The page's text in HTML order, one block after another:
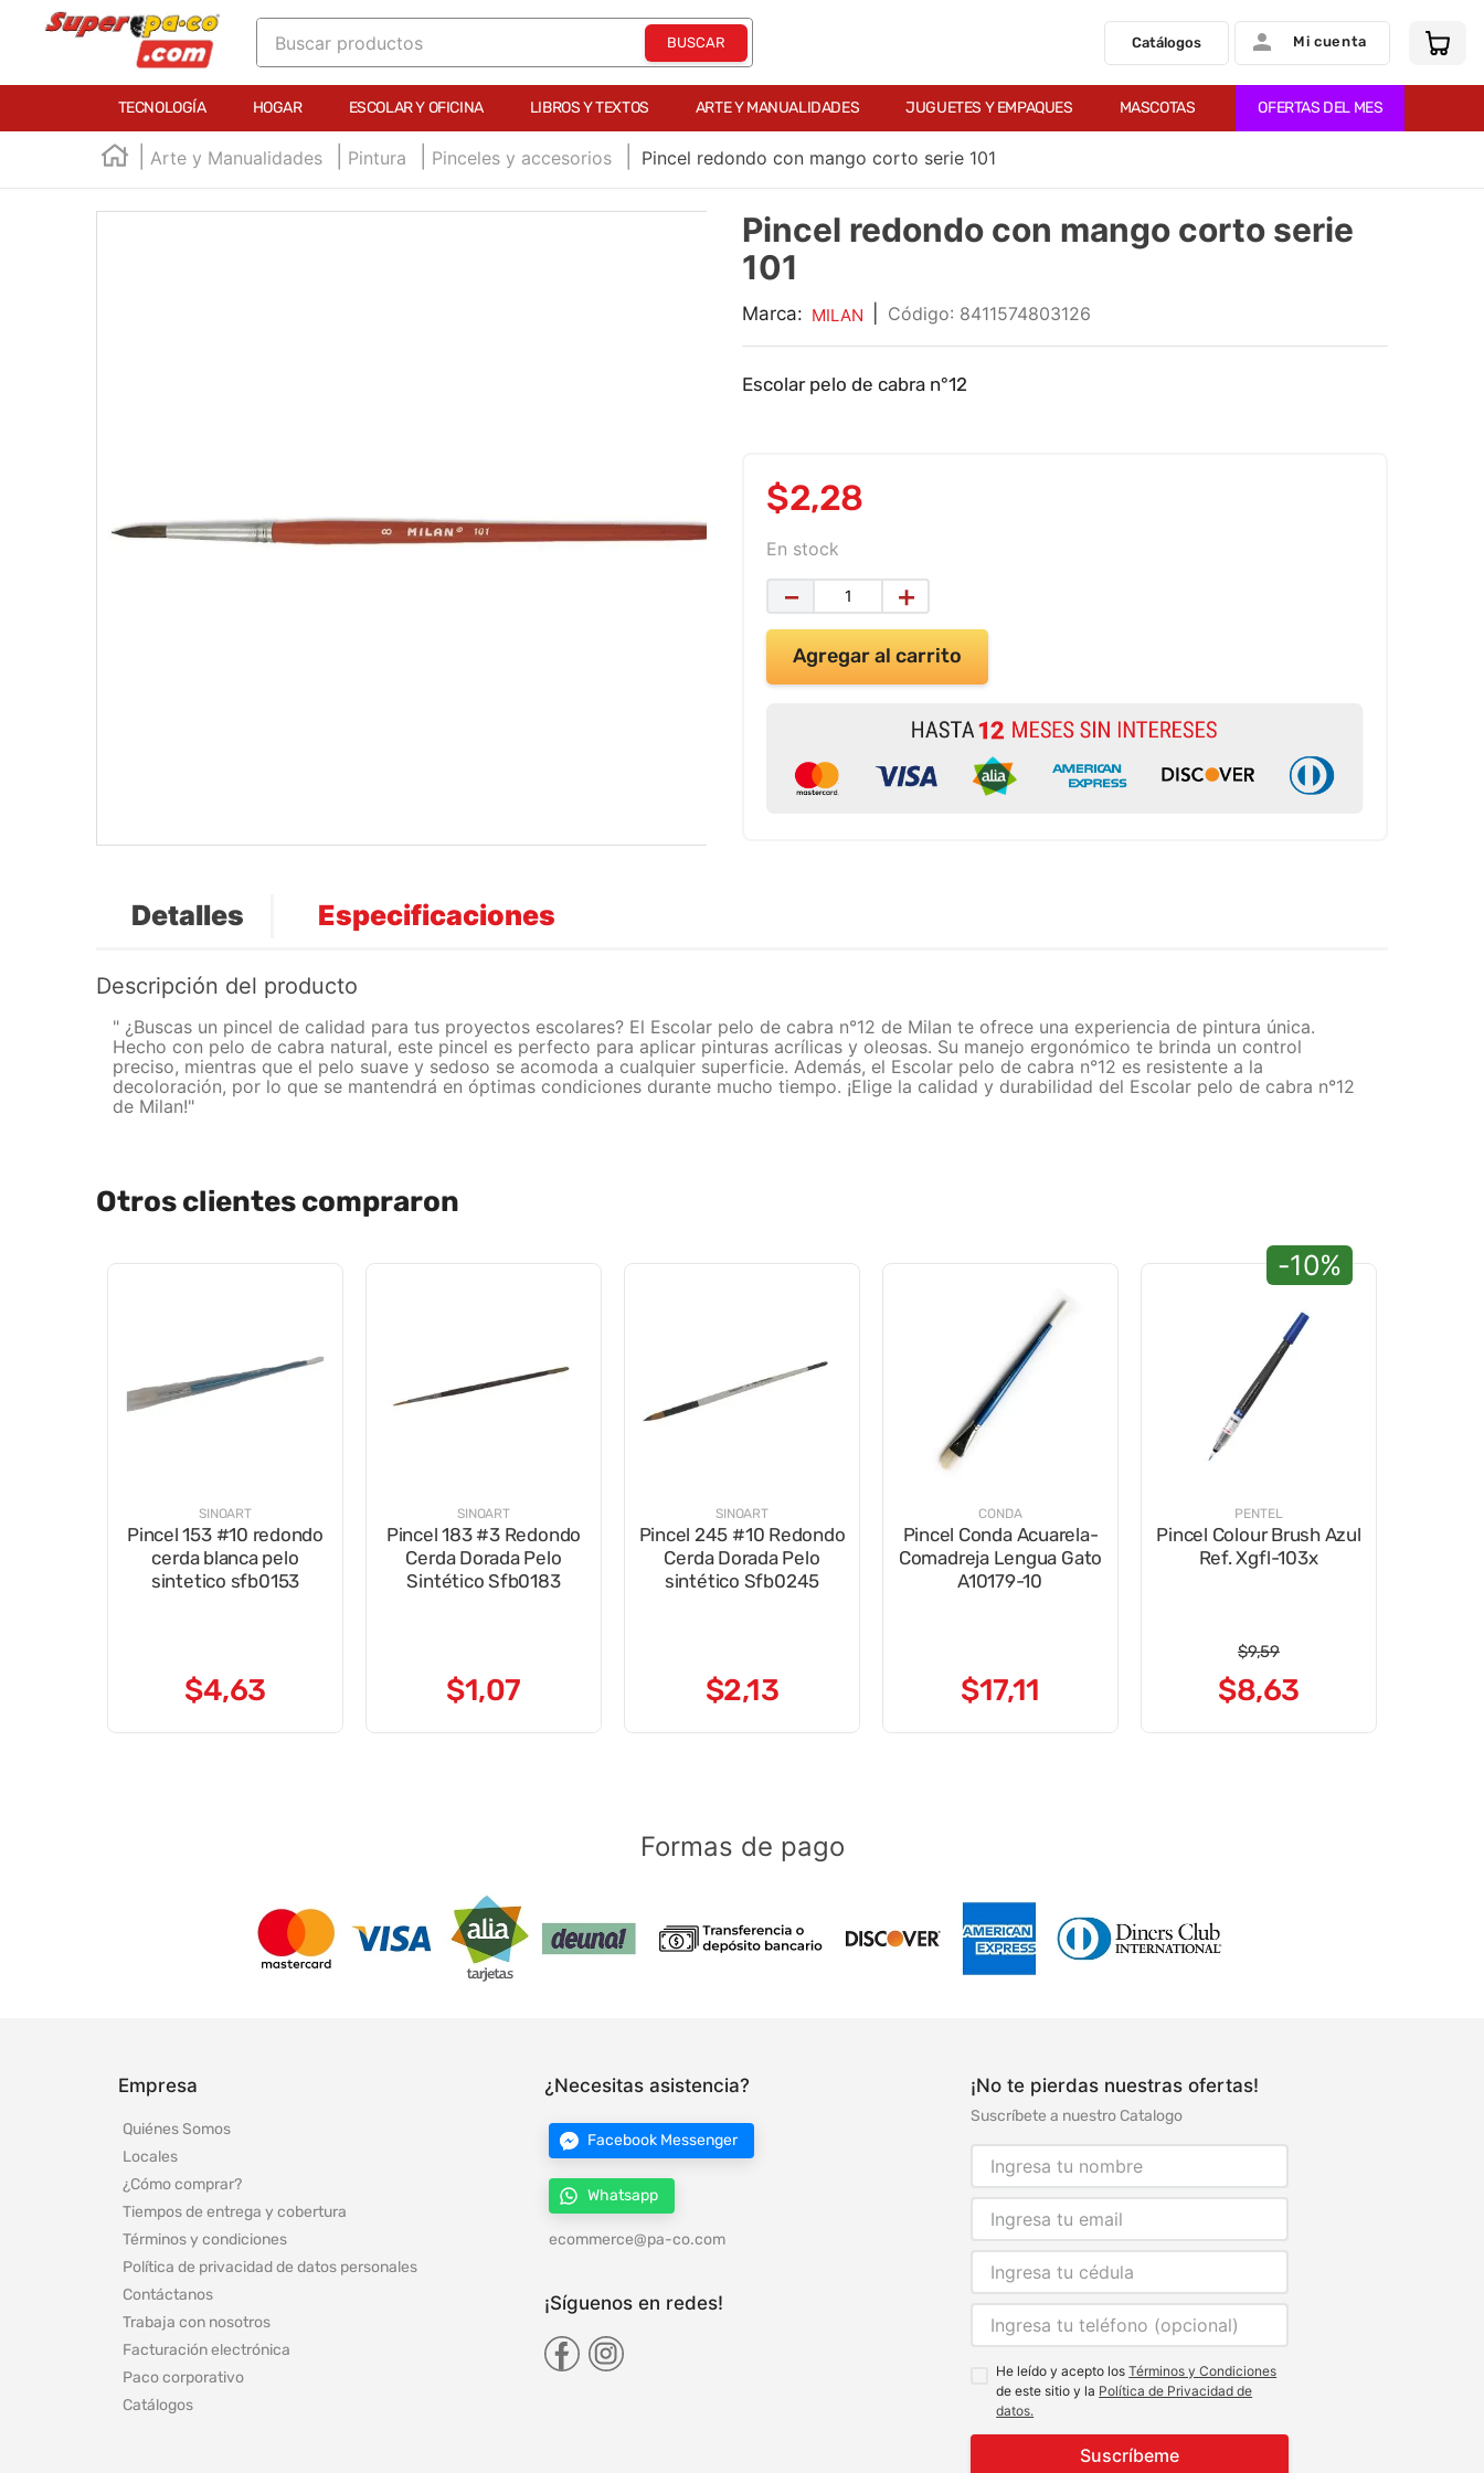
Buscar productos
Catálogos Mi cuenta
TECNOLOGÍA HOGAR ESCOLAR Y OFICINA LIBROS Y TEXTOS ARTE Y MANUALIDADES JUGUETES Y EMPAQUES MASCOTAS OFERTAS DEL MES
Arte y Manualidades Pintura Pinceles y accesorios Pincel redondo con mango corto serie 101
Pincel redondo con mango corto serie
101
Marca: MILAN : 8411574803126
Escolar pelo de cabra n°12
$2,28
En stock
＋
－
Agregar al carrito
Detalles Especificaciones
Descripción del producto
" ¿Buscas un pincel de calidad para tus proyectos escolares? El Escolar pelo de cabra n°12 de Milan te ofrece una experiencia de pintura única.
Hecho con pelo de cabra natural, este pincel es perfecto para aplicar pinturas acrílicas y oleosas. Su manejo ergonómico te brinda un control
preciso, mientras que el pelo suave y sedoso se acomoda a cualquier superficie. Además, el Escolar pelo de cabra n°12 es resistente a la
decoloración, por lo que se mantendrá en óptimas condiciones durante mucho tiempo. ¡Elige la calidad y durabilidad del Escolar pelo de cabra n°12
de Milan!"
Otros clientes compraron
SINOART
Pincel 153 #10 redondo
cerda blanca pelo
sintetico sfb0153
$4,63
SINOART
Pincel 183 #3 Redondo
Cerda Dorada Pelo
Sintético Sfb0183
$1,07
SINOART
Pincel 245 #10 Redondo
Cerda Dorada Pelo
sintético Sfb0245
$2,13
CONDA
Pincel Conda Acuarela-
Comadreja Lengua Gato
A10179-10
$17,11
-10%
PENTEL
Pincel Colour Brush Azul
Ref. Xgfl-103x
$9,59
$8,63
Formas de pago
Empresa
Quiénes Somos
Locales
¿Cómo comprar?
Tiempos de entrega y cobertura
Términos y condiciones
Política de privacidad de datos personales
Contáctanos
Trabaja con nosotros
Facturación electrónica
Paco corporativo
Catálogos
¿Necesitas asistencia?
Facebook Messenger
Whatsapp
ecommerce@pa-co.com
¡Síguenos en redes!
¡No te pierdas nuestras ofertas!
Suscríbete a nuestro Catalogo
He leído y acepto losTérminos y Condiciones
de este sitio y la Política de Privacidad de
datos.
Suscríbeme
TÉRMINOS MÁS BUSCADOS
2.
marcador e300